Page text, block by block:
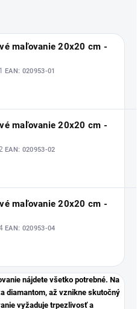
maľovanie 20x20 cm -
EAN: 020953-01
maľovanie 20x20 cm -
EAN: 020953-02
maľovanie 20x20 cm -
EAN: 020953-04
nájdete všetko potrebné. Na
diamantom, až vznikne skutočný
vyžaduje trpezlivosť a